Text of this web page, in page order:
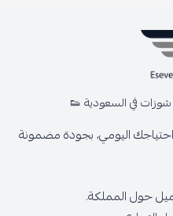
في السعودية 👟
اليومي، بجودة مضمونة